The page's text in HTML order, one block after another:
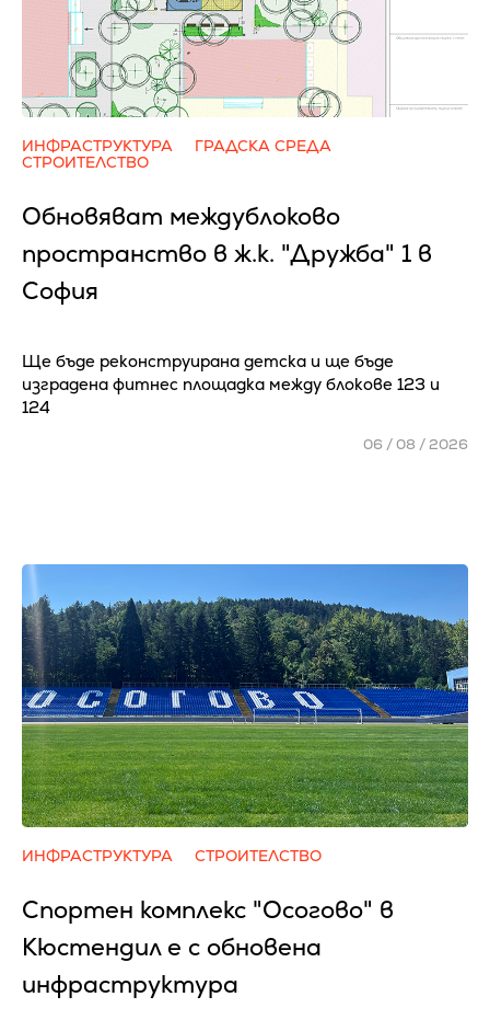
ИНФРАСТРУКТУРА
ГРАДСКА СРЕДА
СТРОИТЕЛСТВО
Обновяват междублоково
пространство в ж.к. "Дружба" 1 в
София
Ще бъде реконструирана детска и ще бъде
изградена фитнес площадка между блокове 123 и
124
06 / 08 / 2026
ИНФРАСТРУКТУРА СТРОИТЕЛСТВО
Спортен комплекс "Осогово" в
Кюстендил е с обновена
инфраструктура